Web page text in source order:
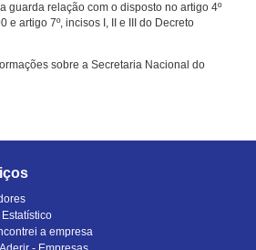
guarda relação com o disposto no artigo 4º
e artigo 7º, incisos I, II e III do Decreto
sobre a Secretaria Nacional do
a empresa